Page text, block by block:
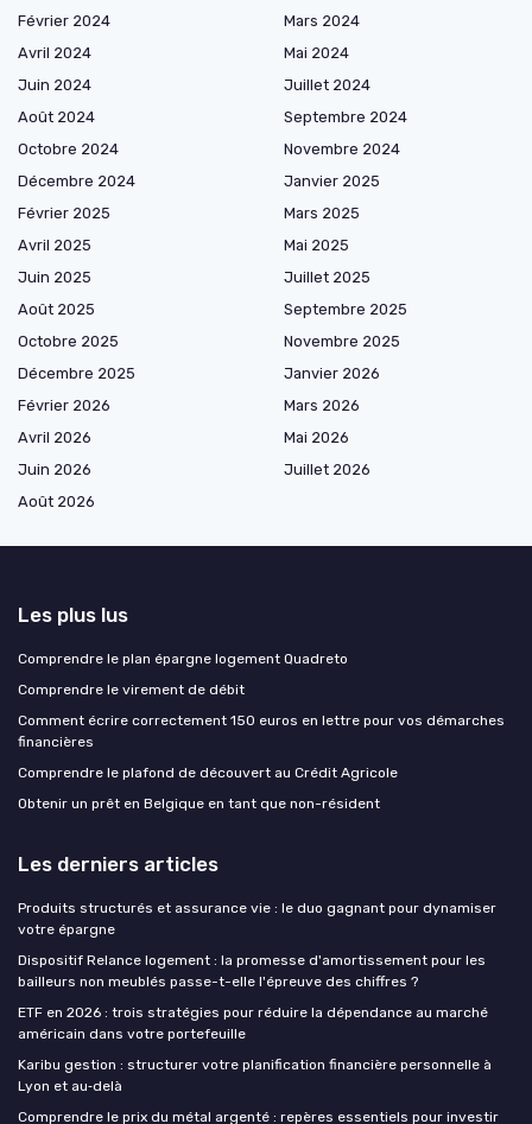
Février 2024
Mars 2024
Avril 2024
Mai 2024
Juin 2024
Juillet 2024
Août 2024
Septembre 2024
Octobre 2024
Novembre 2024
Décembre 2024
Janvier 2025
Février 2025
Mars 2025
Avril 2025
Mai 2025
Juin 2025
Juillet 2025
Août 2025
Septembre 2025
Octobre 2025
Novembre 2025
Décembre 2025
Janvier 2026
Février 2026
Mars 2026
Avril 2026
Mai 2026
Juin 2026
Juillet 2026
Août 2026
Les plus lus
Comprendre le plan épargne logement Quadreto
Comprendre le virement de débit
Comment écrire correctement 150 euros en lettre pour vos démarches
financières
Comprendre le plafond de découvert au Crédit Agricole
Obtenir un prêt en Belgique en tant que non-résident
Les derniers articles
Produits structurés et assurance vie : le duo gagnant pour dynamiser
votre épargne
Dispositif Relance logement : la promesse d'amortissement pour les
bailleurs non meublés passe-t-elle l'épreuve des chiffres ?
ETF en 2026 : trois stratégies pour réduire la dépendance au marché
américain dans votre portefeuille
Karibu gestion : structurer votre planification financière personnelle à
Lyon et au‑delà
Comprendre le prix du métal argenté : repères essentiels pour investir